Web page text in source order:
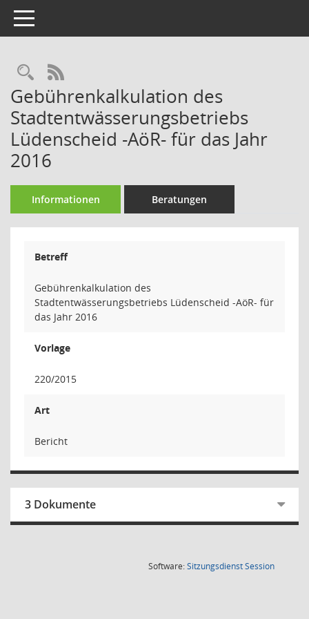
Toggle navigation
Rechercheauswahl
RSS-Feed
Gebührenkalkulation des
Stadtentwässerungsbetriebs
Lüdenscheid -AöR- für das Jahr
2016
Informationen Beratungen
Betreff
Gebührenkalkulation des
Stadtentwässerungsbetriebs Lüdenscheid -AöR- für
das Jahr 2016
Vorlage
220/2015
Art
Bericht
3 Dokumente
Software:SitzungsdienstSession(Wird in